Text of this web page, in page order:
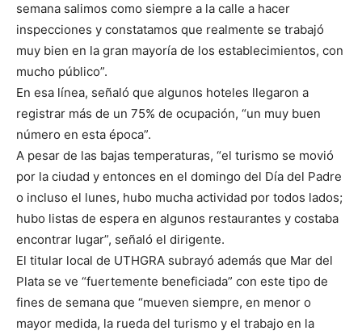
semana salimos como siempre a la calle a hacer
inspecciones y constatamos que realmente se trabajó
muy bien en la gran mayoría de los establecimientos, con
mucho público”.
En esa línea, señaló que algunos hoteles llegaron a
registrar más de un 75% de ocupación, “un muy buen
número en esta época”.
A pesar de las bajas temperaturas, “el turismo se movió
por la ciudad y entonces en el domingo del Día del Padre
o incluso el lunes, hubo mucha actividad por todos lados;
hubo listas de espera en algunos restaurantes y costaba
encontrar lugar”, señaló el dirigente.
El titular local de UTHGRA subrayó además que Mar del
Plata se ve “fuertemente beneficiada” con este tipo de
fines de semana que “mueven siempre, en menor o
mayor medida, la rueda del turismo y el trabajo en la